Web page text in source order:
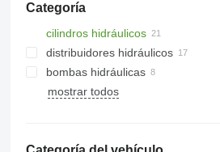
Categoría
cilindros hidráulicos
distribuidores hidráulicos
bombas hidráulicas
mostrar todos